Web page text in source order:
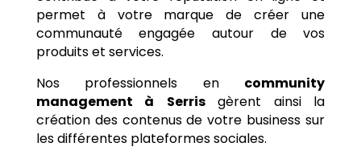
permet à votre marque de créer une
communauté engagée autour de vos
produits et services.
Nos professionnels en community
management à
Serrisgèrent ainsi la
création des contenus de votre business sur
les différentes plateformes sociales.